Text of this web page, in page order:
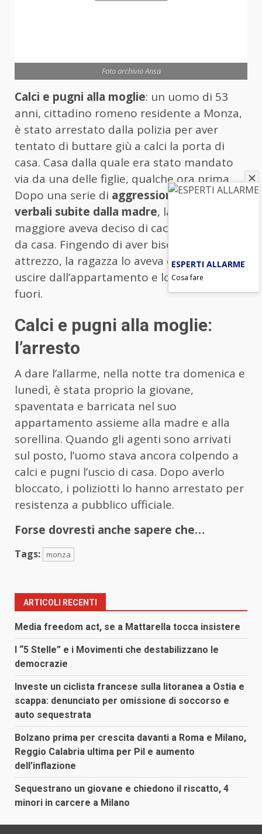
Foto archivio Ansa
Calci e pugni alla moglie: un uomo di 53
anni, cittadino romeno residente a Monza,
è stato arrestato dalla polizia per aver
tentato di buttare giù a calci la porta di
casa. Casa dalla quale era stato mandato
via da una delle figlie, qualche ora prima.
Dopo una serie di aggressioni fisiche e
verbali subite dalla madre, la figlia
maggiore aveva deciso di cacciare il padre
da casa. Fingendo di aver bisogno di un
attrezzo, la ragazza lo aveva convinto a
uscire dall’appartamento e lo aveva chiuso
fuori.
Calci e pugni alla moglie:
l’arresto
A dare l’allarme, nella notte tra domenica e
lunedì, è stata proprio la giovane,
spaventata e barricata nel suo
appartamento assieme alla madre e alla
sorellina. Quando gli agenti sono arrivati
sul posto, l’uomo stava ancora colpendo a
calci e pugni l’uscio di casa. Dopo averlo
bloccato, i poliziotti lo hanno arrestato per
resistenza a pubblico ufficiale.
Forse dovresti anche sapere che…
Tags: monza
ARTICOLI RECENTI
Media freedom act, se a Mattarella tocca insistere
I “5 Stelle” e i Movimenti che destabilizzano le
democrazie
Investe un ciclista francese sulla litoranea a Ostia e
scappa: denunciato per omissione di soccorso e
auto sequestrata
Bolzano prima per crescita davanti a Roma e Milano,
Reggio Calabria ultima per Pil e aumento
dell’inflazione
Sequestrano un giovane e chiedono il riscatto, 4
minori in carcere a Milano
ESPERTI ALLARME
Cosa fare